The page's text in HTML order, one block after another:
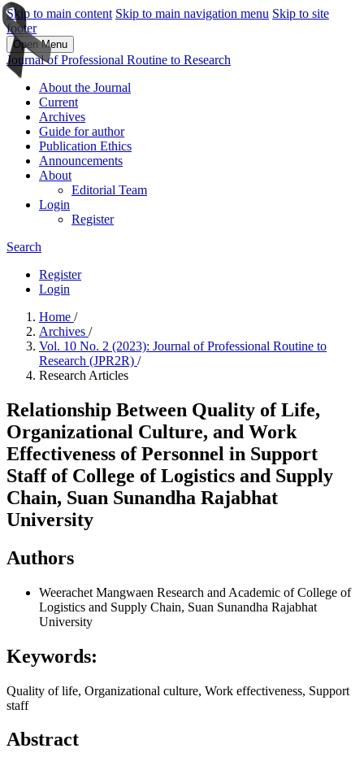
Skip to main content Skip to main navigation menu Skip to site
footer
Open Menu
Journal of Professional Routine to Research
About the Journal
Current
Archives
Guide for author
Publication Ethics
Announcements
About
Editorial Team
Login
Register
Search
Register
Login
Home /
Archives /
Vol. 10 No. 2 (2023): Journal of Professional Routine to
Research (JPR2R) /
Research Articles
Relationship Between Quality of Life,
Organizational Culture, and Work
Effectiveness of Personnel in Support
Staff of College of Logistics and Supply
Chain, Suan Sunandha Rajabhat
University
Authors
Weerachet Mangwaen Research and Academic of College of
Logistics and Supply Chain, Suan Sunandha Rajabhat
University
Keywords:
Quality of life, Organizational culture, Work effectiveness, Support
staff
Abstract